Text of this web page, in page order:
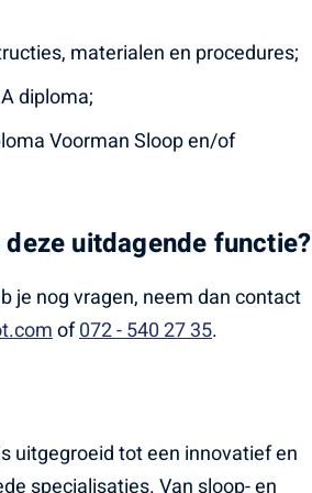
materialen en procedures;
diploma;
Voorman Sloop en/of
uitdagende functie?
je nog vragen, neem dan contact
of072 - 540 27 35.
uitgegroeid tot een innovatief en
specialisaties. Van sloop- en